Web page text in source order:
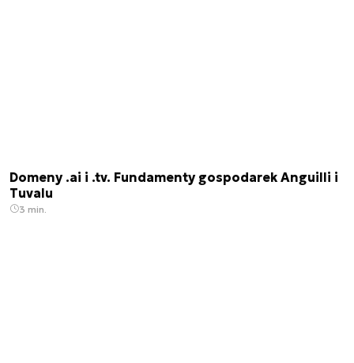
Domeny .ai i .tv. Fundamenty gospodarek Anguilli i
Tuvalu
3 min.